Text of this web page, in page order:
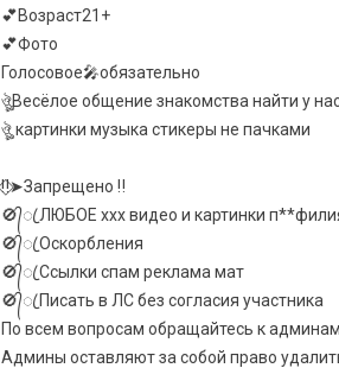
💕Возраст21+
💕Фото
Голосовое🎤обязательно
ঔৣВесёлое общение знакомства найти у
ঔৣ картинки музыка стикеры не пачками
‼️⃟➤Запрещено ‼️
🚫‍᭄ꦿ ЛЮБОЕ xxx видео и картинки п**филия
🚫‍᭄ꦿ Оскорбления
🚫‍᭄ꦿ Ссылки спам реклама мат
🚫‍᭄ꦿ Писать в ЛС без согласия участника
По всем вопросам обращайтесь к админам
Админы оставляют за собой право